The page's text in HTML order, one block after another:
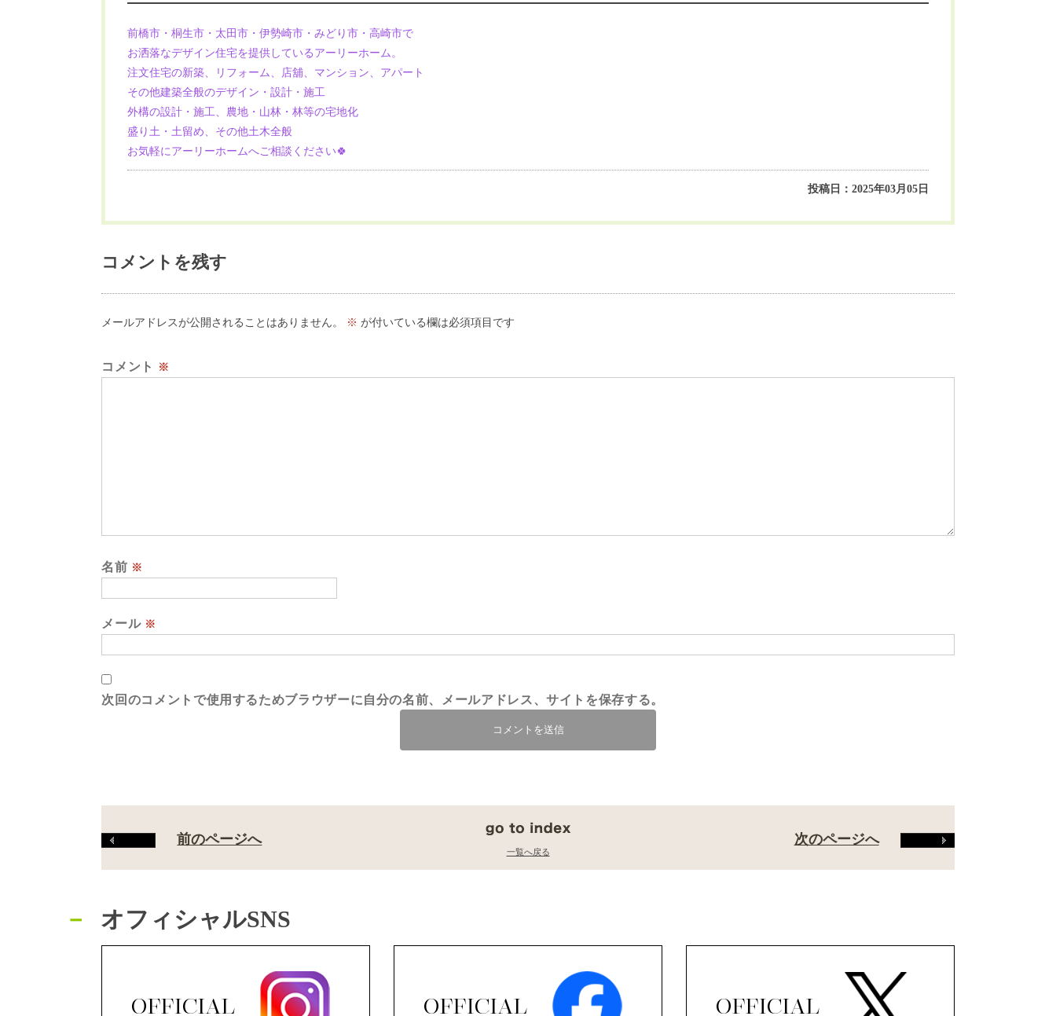
前橋市・桐生市・太田市・伊勢崎市・みどり市・高崎市で
お洒落なデザイン住宅を提供しているアーリーホーム。
注文住宅の新築、リフォーム、店舖、マンション、アパート
その他建築全般のデザイン・設計・施工
外構の設計・施工、農地・山林・林等の宅地化
盛り土・土留め、その他土木全般
お気軽にアーリーホームへご相談ください🍀
投稿日：2025年03月05日
コメントを残す
メールアドレスが公開されることはありません。 ※ が付いている欄は必須項目です
コメント ※
名前 ※
メール ※
次回のコメントで使用するためブラウザーに自分の名前、メールアドレス、サイトを保存する。
次のページへ
一覧へ戻る
前のページへ
オフィシャルSNS